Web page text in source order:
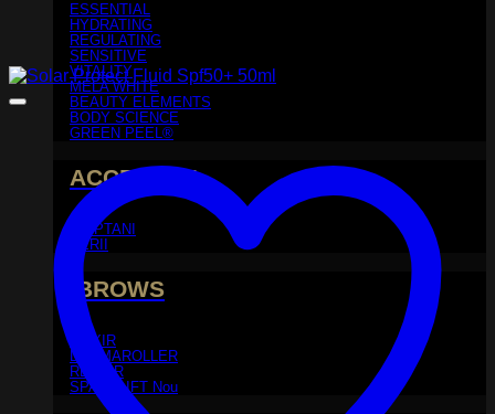
ESSENTIAL
HYDRATING
REGULATING
SENSITIVE
VITALITY
MELA WHITE
BEAUTY ELEMENTS
BODY SCIENCE
GREEN PEEL®
ACCESORII
PIEPTANI
PERII
iBROWS
ELIXIR
DERMAROLLER
REHAIR
SPACELIFT